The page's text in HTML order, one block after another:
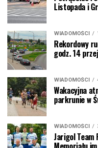
Listopada i
WIADOMOŚCI
Rekordowy
godz. 14
WIADOMOŚCI
Wakacyjna
parkrunie w
WIADOMOŚCI
Jarigol Team